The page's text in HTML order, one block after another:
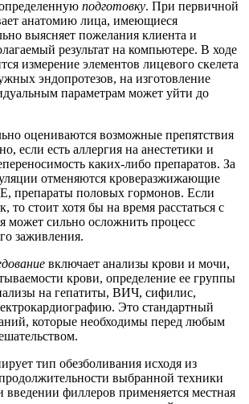
подготовку. При первичной
анатомию лица, имеющиеся
выясняет пожелания клиента и
результат на компьютере. В ходе
измерение элементов лицевого скелета
эндопротезов, на изготовление
параметрам может уйти до
оцениваются возможные препятствия
если есть аллергия на анестетики и
каких-либо препаратов. За
отменяются кроверазжижающие
препараты половых гормонов. Если
то стоит хотя бы на время расстаться с
может сильно осложнить процесс
заживления.
включает анализы крови и мочи,
крови, определение ее группы
на гепатиты, ВИЧ, сифилис,
Это стандартный
которые необходимы перед любым
тип обезболивания исходя из
выбранной техники
введении филлеров применяется местная